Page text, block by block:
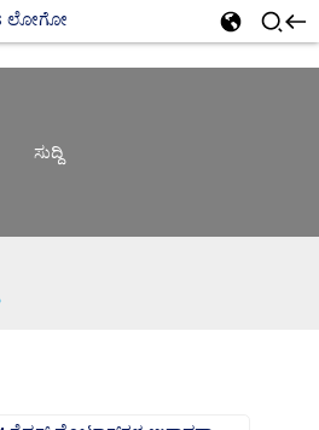
ಸುದ್ದಿ